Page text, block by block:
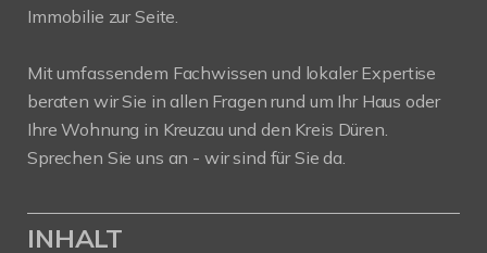
Immobilie zur Seite.
Mit umfassendem Fachwissen und lokaler Expertise
beraten wir Sie in allen Fragen rund um Ihr Haus oder
Ihre Wohnung in Kreuzau und den Kreis Düren.
Sprechen Sie uns an - wir sind für Sie da.
INHALT